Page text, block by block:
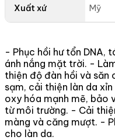
Xuất xứ Mỹ
- Phục hồi hư tổn DNA,
ánh nắng mặt trời. -
thiện độ đàn hồi và
sạm, cải thiện làn da
oxy hóa mạnh mẽ, bảo
từ môi trường. - Cải
màng và căng mượt. -
cho làn da.